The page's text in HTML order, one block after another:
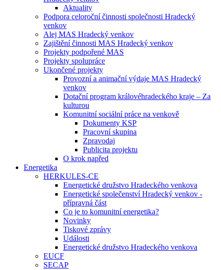
Aktuality
Podpora celoroční činnosti společnosti Hradecký
venkov
Alej MAS Hradecký venkov
Zajištění činnosti MAS Hradecký venkov
Projekty podpořené MAS
Projekty spolupráce
Ukončené projekty
Provozní a animační výdaje MAS Hradecký
venkov
Dotační program královéhradeckého kraje – Za
kulturou
Komunitní sociální práce na venkově
Dokumenty KSP
Pracovní skupina
Zpravodaj
Publicita projektu
O krok napřed
Energetika
HERKULES-CE
Energetické družstvo Hradeckého venkova
Energetické společenství Hradecký venkov -
přípravná část
Co je to komunitní energetika?
Novinky
Tiskové zprávy
Události
Energetické družstvo Hradeckého venkova
EUCF
SECAP